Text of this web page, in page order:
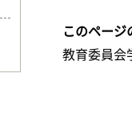
このペー
教育委員会